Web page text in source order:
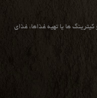
ها یا تهیه غذاها، غذای